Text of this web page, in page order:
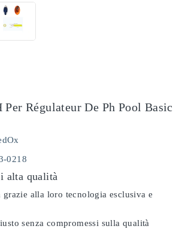
Régulateur De Ph Pool Basic
0218
alta qualità
grazie alla loro tecnologia esclusiva e
senza compromessi sulla qualità